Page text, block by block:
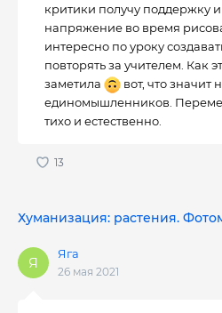
критики получу поддержку
напряжение во время
интересно по уроку
повторять за учителем. Как
заметила
вот, что значит
единомышленников.
тихо и естественно.
Хуманизация: растения.
Яга
26 мая 2021